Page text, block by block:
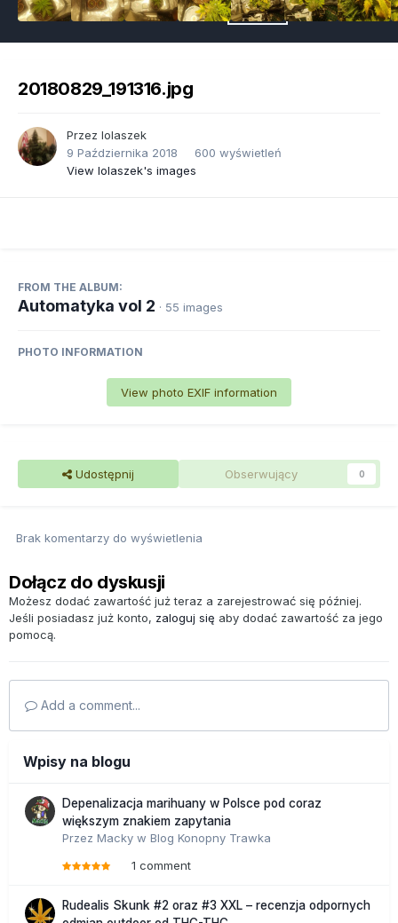
20180829_191316.jpg
Przez lolaszek
9 Października 2018
600 wyświetleń
View lolaszek's images
FROM THE ALBUM:
Automatyka vol 2 · 55 images
PHOTO INFORMATION
View photo EXIF information
Udostępnij Obserwujący 0
Brak komentarzy do wyświetlenia
Dołącz do dyskusji
Możesz dodać zawartość już teraz a zarejestrować się później.
Jeśli posiadasz już konto, zaloguj się aby dodać zawartość za jego
pomocą.
Add a comment...
Wpisy na blogu
Depenalizacja marihuany w Polsce pod coraz
większym znakiem zapytania
Przez Macky w Blog Konopny Trawka
1 comment
Rudealis Skunk #2 oraz #3 XXL – recenzja odpornych